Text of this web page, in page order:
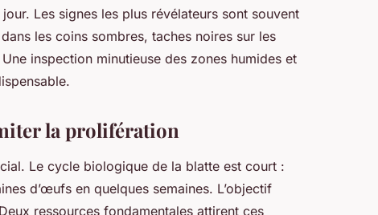
Les signes les plus révélateurs sont souvent
les coins sombres, taches noires sur les
inspection minutieuse des zones humides et
la prolifération
Le cycle biologique de la blatte est court :
d’œufs en quelques semaines. L’objectif
ressources fondamentales attirent ces